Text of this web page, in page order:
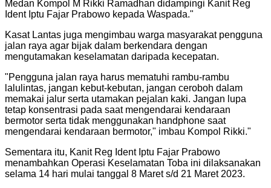
Medan Kompol M Rikki Ramadhan didampingi Kanit Reg
Ident Iptu Fajar Prabowo kepada Waspada."
Kasat Lantas juga mengimbau warga masyarakat pengguna
jalan raya agar bijak dalam berkendara dengan
mengutamakan keselamatan daripada kecepatan.
"Pengguna jalan raya harus mematuhi rambu-rambu
lalulintas, jangan kebut-kebutan, jangan ceroboh dalam
memakai jalur serta utamakan pejalan kaki. Jangan lupa
tetap konsentrasi pada saat mengendarai kendaraan
bermotor serta tidak menggunakan handphone saat
mengendarai kendaraan bermotor," imbau Kompol Rikki."
Sementara itu, Kanit Reg Ident Iptu Fajar Prabowo
menambahkan Operasi Keselamatan Toba ini dilaksanakan
selama 14 hari mulai tanggal 8 Maret s/d 21 Maret 2023.